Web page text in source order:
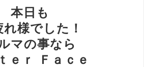
本日も
れ様でした！
マの事なら
ｅｒ Ｆａｃｅ